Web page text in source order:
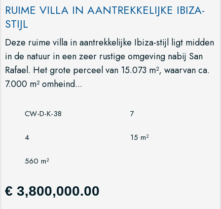
RUIME VILLA IN AANTREKKELIJKE IBIZA-
STIJL
Deze ruime villa in aantrekkelijke Ibiza-stijl ligt midden
in de natuur in een zeer rustige omgeving nabij San
Rafael. Het grote perceel van 15.073 m², waarvan ca.
7.000 m² omheind...
CW-D-K-38 7
4 15 m²
560 m²
€ 3,800,000.00